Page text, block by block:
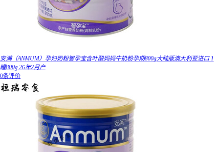
安满（ANMUM）孕妇奶粉智孕宝含叶酸妈妈牛奶粉孕期800g大陆版澳大利亚进口 1
罐800g 26年2月产
0条评价